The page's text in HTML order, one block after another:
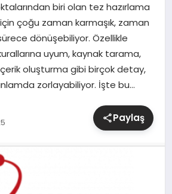
biri olan tez hazırlama
çoğu zaman karmaşık, zaman
dönüşebiliyor. Özellikle
uyum, kaynak tarama,
oluşturma gibi birçok detay,
zorlayabiliyor. İşte bu…
Paylaş